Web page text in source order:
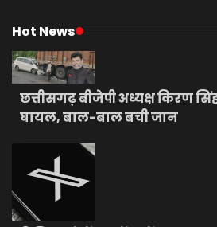
Hot News
छत्तीसगढ़ बीजेपी अध्यक्ष किरण
घायल, बाल-बाल बची जान